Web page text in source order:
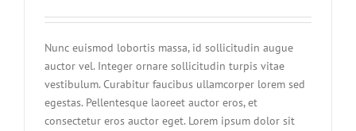
Nunc euismod lobortis massa, id sollicitudin augue
auctor vel. Integer ornare sollicitudin turpis vitae
vestibulum. Curabitur faucibus ullamcorper lorem sed
egestas. Pellentesque laoreet auctor eros, et
consectetur eros auctor eget. Lorem ipsum dolor sit